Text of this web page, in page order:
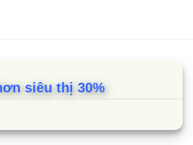
có hiệu suất năng lượng dao động
hiện đại mang tính thẩm mỹ cao, có
lấy quần áo từ máy giặt.
siêu thị 30%